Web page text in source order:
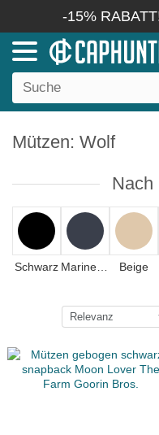
-15%
Mützen: Wolf
Nach
Schwarz Beige